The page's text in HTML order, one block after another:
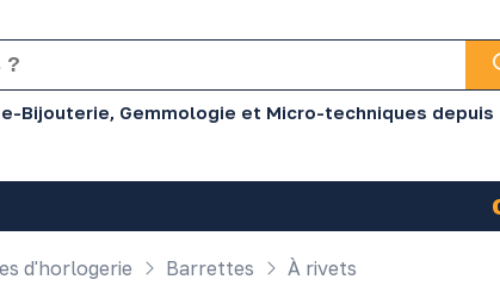
Bijouterie, Gemmologie et Micro-techniques depuis
d'horlogerie Barrettes À rivets